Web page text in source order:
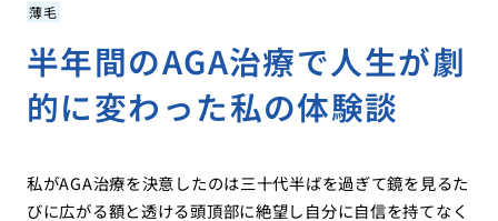
薄毛
半年間のAGA治療で人生が劇
的に変わった私の体験談
私がAGA治療を決意したのは三十代半ばを過ぎて鏡を見るた
びに広がる額と透ける頭頂部に絶望し自分に自信を持てなく